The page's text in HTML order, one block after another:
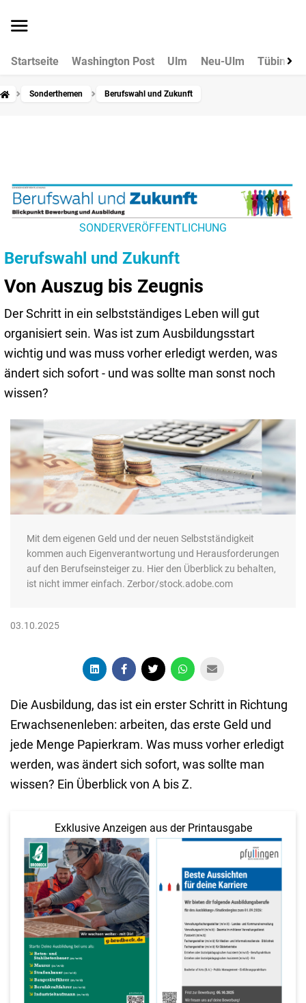
Startseite Washington Post Ulm Neu-Ulm Tübingen
Sonderthemen Berufswahl und Zukunft
SONDERVERÖFFENTLICHUNG
Berufswahl und Zukunft
Von Auszug bis Zeugnis
Der Schritt in ein selbstständiges Leben will gut
organisiert sein. Was ist zum Ausbildungsstart
wichtig und was muss vorher erledigt werden, was
ändert sich sofort - und was sollte man sonst noch
wissen?
Mit dem eigenen Geld und der neuen Selbstständigkeit
kommen auch Eigenverantwortung und Herausforderungen
auf den Berufseinsteiger zu. Hier den Überblick zu behalten,
ist nicht immer einfach. Zerbor/stock.adobe.com
03.10.2025
Die Ausbildung, das ist ein erster Schritt in Richtung
Erwachsenenleben: arbeiten, das erste Geld und
jede Menge Papierkram. Was muss vorher erledigt
werden, was ändert sich sofort, was sollte man
wissen? Ein Überblick von A bis Z.
Exklusive Anzeigen aus der Printausgabe